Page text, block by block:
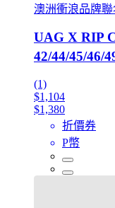
澳洲衝浪品牌
UAG X RIP
42/44/45/46/
(1)
$1,104
$1,380
折價券
P幣